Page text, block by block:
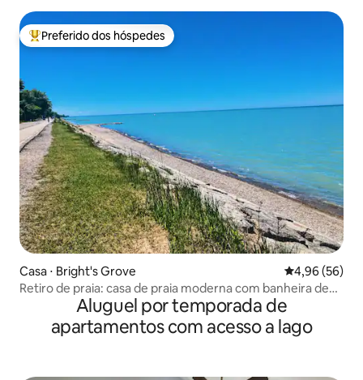
Entre os melhores preferidos dos hóspedes
Preferido dos hóspedes
Casa ⋅ Bright's Grove 4,96 de uma
4,96 (56)
Retiro de praia: casa de praia moderna com banheira de
hidromassagemAluguel por temporada de
apartamentos com acesso a lago